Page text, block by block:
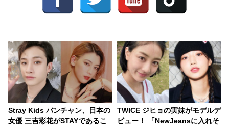
Stray Kids バンチャン、日本の
女優 三吉彩花がSTAYであるこ
TWICE ジヒョの実妹がモデルデ
ビュー！ 「NewJeansに入れそ